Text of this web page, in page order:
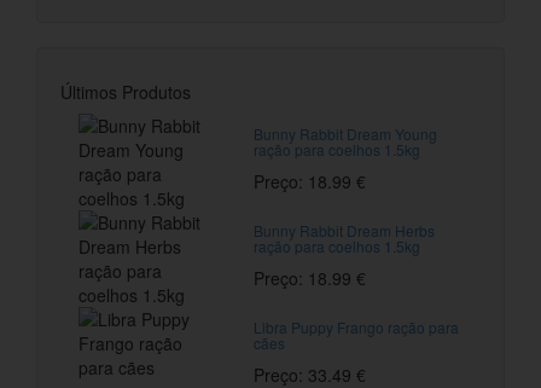
Últimos Produtos
Bunny Rabbit Dream Young
ração para coelhos 1.5kg
Preço: 18.99 €
Bunny Rabbit Dream Herbs
ração para coelhos 1.5kg
Preço: 18.99 €
Libra Puppy Frango ração para
cães
Preço: 33.49 €